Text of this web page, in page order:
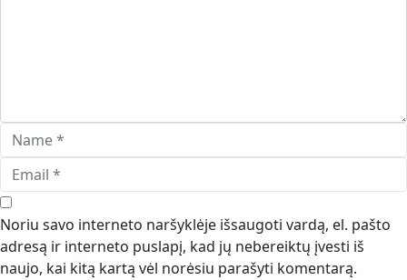
Noriu savo interneto naršyklėje išsaugoti vardą, el. pašto
adresą ir interneto puslapį, kad jų nebereiktų įvesti iš
naujo, kai kitą kartą vėl norėsiu parašyti komentarą.